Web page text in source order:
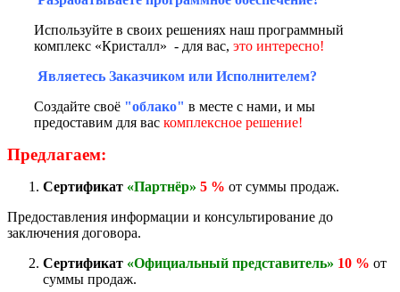
Используйте в своих решениях наш программный
комплекс «Кристалл» - для вас, это интересно!
Являетесь Заказчиком или Исполнителем?
Создайте своё "облако" в месте с нами, и мы
предоставим для вас комплексное решение!
Предлагаем:
Сертификат «Партнёр» 5 % от суммы продаж.
Предоставления информации и консультирование до
заключения договора.
Сертификат «Официальный представитель» 10 % от
суммы продаж.